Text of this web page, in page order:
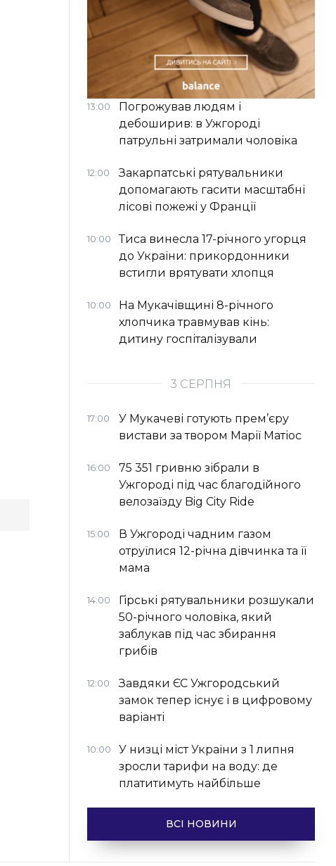
13:00
Погрожував людям і
дебоширив: в Ужгороді
патрульні затримали чоловіка
12:00
Закарпатські рятувальники
допомагають гасити масштабні
лісові пожежі у Франції
10:00
Тиса винесла 17-річного угорця
до України: прикордонники
встигли врятувати хлопця
10:00
На Мукачівщині 8-річного
хлопчика травмував кінь:
дитину госпіталізували
3 СЕРПНЯ
17:00
У Мукачеві готують прем’єру
вистави за твором Марії Матіос
16:00
75 351 гривню зібрали в
Ужгороді під час благодійного
велозаїзду Big Сity Ride
15:00
В Ужгороді чадним газом
отруїлися 12-річна дівчинка та її
мама
14:00
Гірські рятувальники розшукали
50-річного чоловіка, який
заблукав під час збирання
грибів
12:00
Завдяки ЄС Ужгородський
замок тепер існує і в цифровому
варіанті
10:00
У низці міст України з 1 липня
зросли тарифи на воду: де
платитимуть найбільше
ВСІ НОВИНИ